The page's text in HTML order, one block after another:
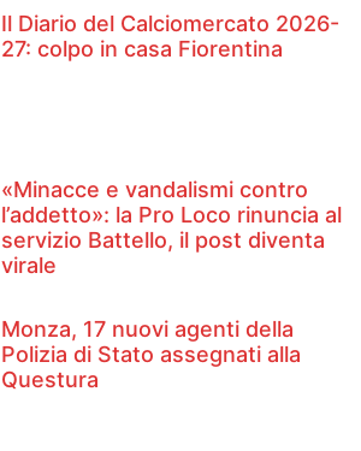
Il Diario del Calciomercato 2026-
27: colpo in casa Fiorentina
«Minacce e vandalismi contro
l’addetto»: la Pro Loco rinuncia al
servizio Battello, il post diventa
virale
Monza, 17 nuovi agenti della
Polizia di Stato assegnati alla
Questura